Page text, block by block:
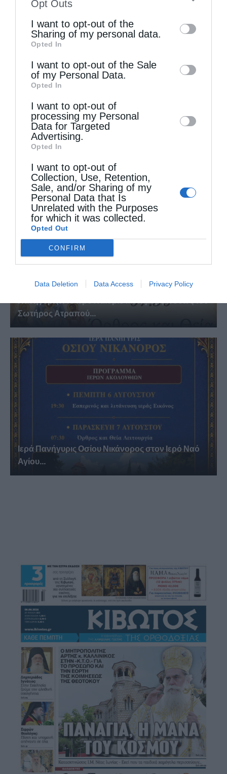
information by third parties on the IAB’s list
of downstream participants. This
information may also be disclosed by us to
third parties on theIAB’s List of
Downstream Participants
disclose it to other third parties.
Opt Outs
I want to opt-out of the
Sharing of my personal data.
Opted In
I want to opt-out of the Sale
of my Personal Data.
Opted In
I want to opt-out of
processing my Personal
Data for Targeted
Advertising.
Opted In
I want to opt-out of
Collection, Use, Retention,
Sale, and/or Sharing of my
Personal Data that Is
Unrelated with the Purposes
for which it was collected.
Opted Out
CONFIRM
Data Deletion Data Access Privacy Policy
Θεία Λειτουργία στην Παναγιά Πεδιάδος
Θεία Λειτουργία στο Μασταμπά Ηρακλείου
Πανηγυρίζει το Ιερό Ναΐδριο Μεταμορφώσεως του
Σωτήρος Ατραπού...
Ιερά Πανήγυρις Οσίου Νικάνορος στον Ιερό Ναό
Αγίου...